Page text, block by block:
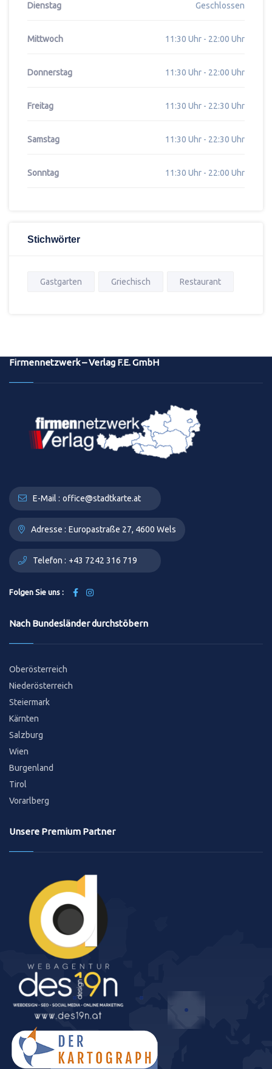
Dienstag Geschlossen
Mittwoch 11:30 Uhr - 22:00 Uhr
Donnerstag 11:30 Uhr - 22:00 Uhr
Freitag 11:30 Uhr - 22:30 Uhr
Samstag 11:30 Uhr - 22:30 Uhr
Sonntag 11:30 Uhr - 22:00 Uhr
Stichwörter
Gastgarten Griechisch Restaurant
Firmennetzwerk – Verlag F.E. GmbH
E-Mail : office@stadtkarte.at
Adresse : Europastraße 27, 4600 Wels
Telefon : +43 7242 316 719
Folgen Sie uns :
Nach Bundesländer durchstöbern
Oberösterreich
Niederösterreich
Steiermark
Kärnten
Salzburg
Wien
Burgenland
Tirol
Vorarlberg
Unsere Premium Partner